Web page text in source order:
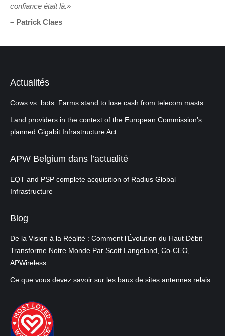
confiance était là.»
– Patrick Claes
Actualités
Cows vs. bots: Farms stand to lose cash from telecom masts
Land providers in the context of the European Commission’s
planned Gigabit Infrastructure Act
APW Belgium dans l’actualité
EQT and PSP complete acquisition of Radius Global
Infrastructure
Blog
De la Vision à la Réalité : Comment l’Évolution du Haut Débit
Transforme Notre Monde Par Scott Langeland, Co-CEO,
APWireless
Ce que vous devez savoir sur les baux de sites antennes relais